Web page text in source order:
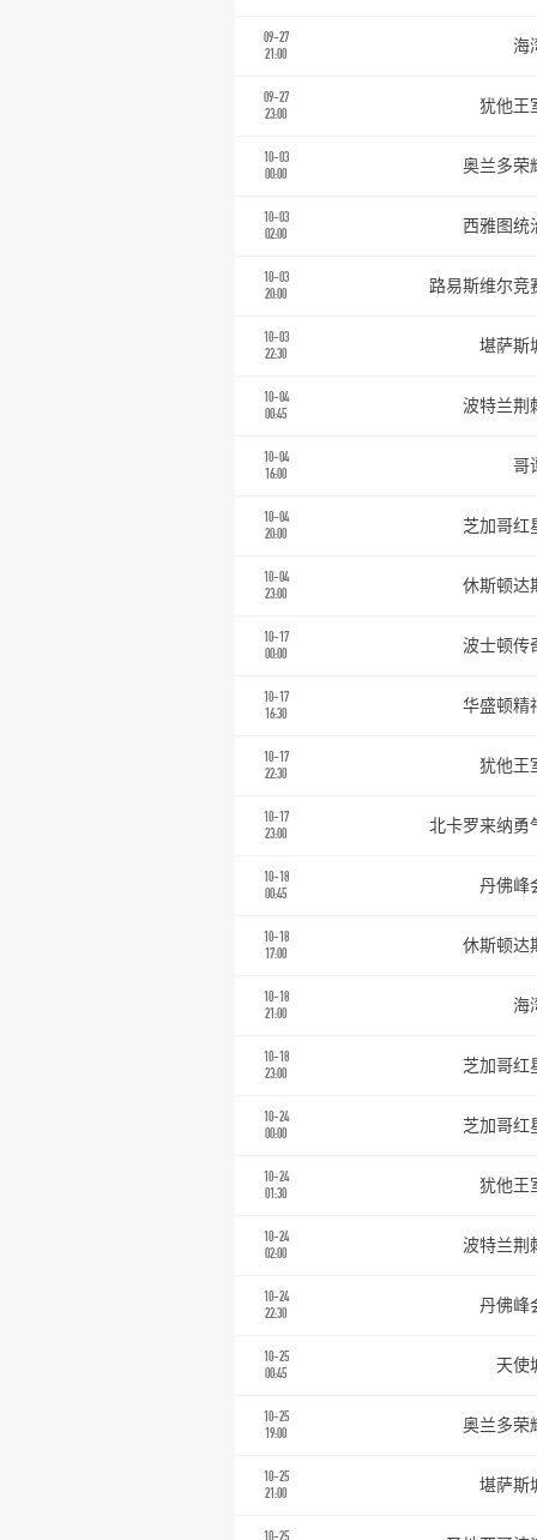
09-27
21:00
海
09-27
23:00
犹他王
10-03
00:00
奥兰多荣
10-03
02:00
西雅图统
10-03
20:00
路易斯维尔竞
10-03
22:30
堪萨斯
10-04
00:45
波特兰荆
10-04
16:00
哥
10-04
20:00
芝加哥红
10-04
23:00
休斯顿达
10-17
00:00
波士顿传
10-17
16:30
华盛顿精
10-17
22:30
犹他王
10-17
23:00
北卡罗来纳勇
10-18
00:45
丹佛峰
10-18
17:00
休斯顿达
10-18
21:00
海
10-18
23:00
芝加哥红
10-24
00:00
芝加哥红
10-24
01:30
犹他王
10-24
02:00
波特兰荆
10-24
22:30
丹佛峰
10-25
00:45
天使
10-25
19:00
奥兰多荣
10-25
21:00
堪萨斯
10-25